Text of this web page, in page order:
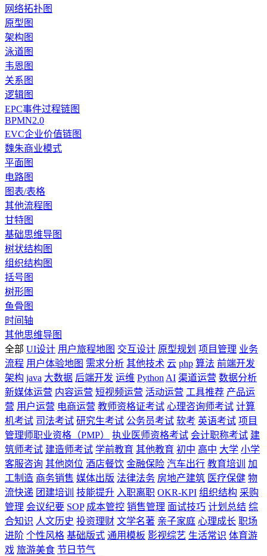
网络拓扑图
原型图
架构图
泳道图
韦恩图
关系图
逻辑图
EPC事件过程链图
BPMN2.0
EVC企业价值链图
魏朱商业模式
平面图
电路图
图表/表格
其他流程图
甘特图
基础思维导图
树状结构图
组织结构图
括号图
树形图
鱼骨图
时间轴
其他思维导图
全部 UI设计 用户旅程地图 交互设计 原型规划 项目管理 业务
流程 用户体验地图 需求分析 其他技术 云 php 算法 前端开发
架构 java 大数据 后端开发 运维 Python AI 渠道运营 数据分析
新媒体运营 内容运营 短视频运营 活动运营 工具推荐 产品运
营 用户运营 电商运营 教师资格证考试 心理咨询师考试 计算
机考试 司法考试 研究生考试 公务员考试 软考 英语考试 项目
管理师职业资格（PMP）
执业医师资格考试 会计职称考试 建
筑师考试 建造师考试 学前教育 其他教育 初中 高中 大学 小学
客服咨询 其他岗位 酒店餐饮 金融保险 汽车出行 教育培训
加
工制造 商务销售 媒体出版 法律法务 房地产建筑 医疗保健 物
流快递 团建培训 技能提升 入职离职 OKR-KPI 组织结构 采购
管理 会议纪要 SOP 成本管控 销售管理 面试技巧 计划总结 综
合知识 人文历史 投资理财 文学名著 亲子家庭 心理成长 职场
进阶 个性风格 基础版式 通用模板 影视综艺 生活常识 体育游
戏 旅游美食 节日节气